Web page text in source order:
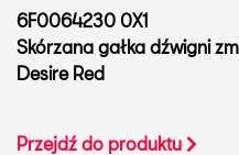
6F0064230 0X1
Skórzana gałka dźwigni
Desire Red
Przejdź do produktu